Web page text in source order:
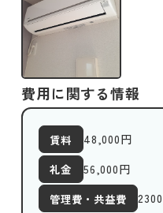
費用に関する情報
賃料 48,000円
礼金
56,000円
管理費・共益費
2300